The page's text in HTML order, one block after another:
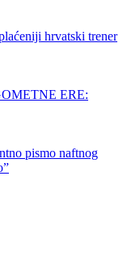
hrvatski trener
ERE:
pismo naftnog